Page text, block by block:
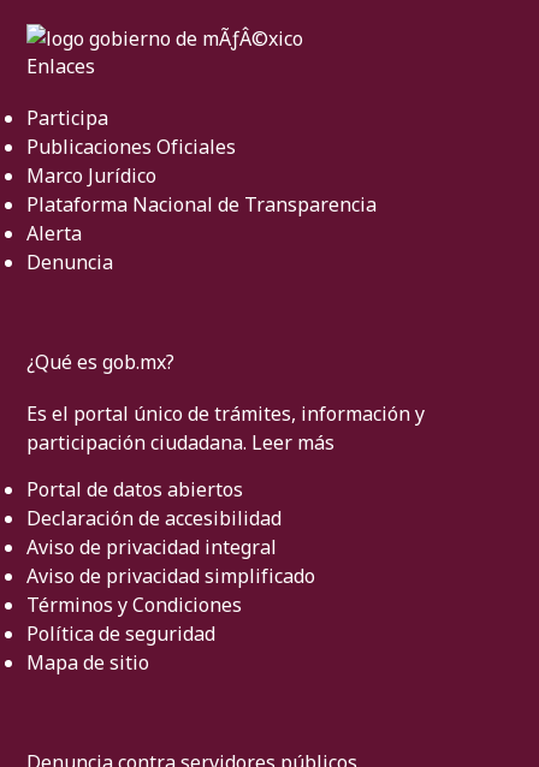
Enlaces
Participa
Publicaciones Oficiales
Marco Jurídico
Plataforma Nacional de Transparencia
Alerta
Denuncia
¿Qué es gob.mx?
Es el portal único de trámites, información y
participación ciudadana. Leer más
Portal de datos abiertos
Declaración de accesibilidad
Aviso de privacidad integral
Aviso de privacidad simplificado
Términos y Condiciones
Política de seguridad
Mapa de sitio